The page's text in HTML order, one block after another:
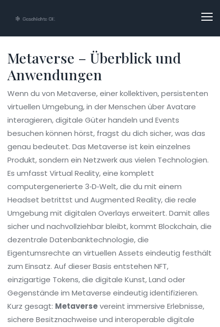
Metaverse – Überblick und
Anwendungen
Wenn du von Metaverse,einer kollektiven, persistenten
virtuellen Umgebung, in der Menschen über Avatare
interagieren, digitale Güter handeln und Events
besuchen können hörst, fragst du dich sicher, was das
genau bedeutet. Das Metaverse ist kein einzelnes
Produkt, sondern ein Netzwerk aus vielen Technologien.
Es umfasst Virtual Reality,eine komplett
computergenerierte 3‑D‑Welt, die du mit einem
Headset betrittst und Augmented Reality,die reale
Umgebung mit digitalen Overlays erweitert. Damit alles
sicher und nachvollziehbar bleibt, kommt Blockchain,die
dezentrale Datenbanktechnologie, die
Eigentumsrechte an virtuellen Assets eindeutig festhält
zum Einsatz. Auf dieser Basis entstehen NFT,
einzigartige Tokens, die digitale Kunst, Land oder
Gegenstände im Metaverse eindeutig identifizieren.
Kurz gesagt: Metaversevereint immersive Erlebnisse,
sichere Besitznachweise und interoperable digitale